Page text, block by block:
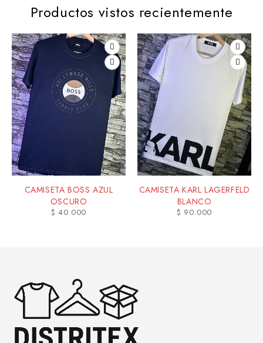
Productos vistos recientemente
CAMISETA BOSS AZUL
OSCURO
$ 40.000
CAMISETA KARL LAGERFELD
BLANCO
$ 90.000